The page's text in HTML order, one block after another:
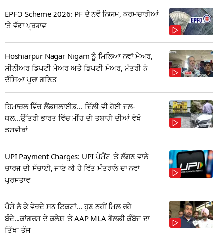
EPFO Scheme 2026: PF ਦੇ ਨਵੇਂ ਨਿਯਮ, ਕਰਮਚਾਰੀਆਂ
'ਤੇ ਵੱਡਾ ਪ੍ਰਭਾਵ
Hoshiarpur Nagar Nigam ਨੂੰ ਮਿਲਿਆ ਨਵਾਂ ਮੇਅਰ,
ਸੀਨੀਅਰ ਡਿਪਟੀ ਮੇਅਰ ਅਤੇ ਡਿਪਟੀ ਮੇਅਰ, ਮੰਤਰੀ ਨੇ
ਦੱਸਿਆ ਪੂਰਾ ਗਣਿਤ
ਹਿਮਾਚਲ ਵਿੱਚ ਲੈਂਡਸਲਾਈਡ... ਦਿੱਲੀ ਵੀ ਹੋਈ ਜਲ-
ਥਲ...ਉੱਤਰੀ ਭਾਰਤ ਵਿੱਚ ਮੀਂਹ ਦੀ ਤਬਾਹੀ ਦੀਆਂ ਵੇਖੋ
ਤਸਵੀਰਾਂ
UPI Payment Charges: UPI ਪੇਮੈਂਟ 'ਤੇ ਲੱਗਣ ਵਾਲੇ
ਚਾਰਜ ਦੀ ਸੱਚਾਈ, ਜਾਣੋ ਕੀ ਹੈ ਵਿੱਤ ਮੰਤਰਾਲੇ ਦਾ ਨਵਾਂ
ਪ੍ਰਸਤਾਵ
ਪੈਸੇ ਲੈ ਕੇ ਵੇਚਦੇ ਸਨ ਟਿਕਟਾਂ... ਹੁਣ ਨਹੀਂ ਮਿਲ ਰਹੇ
ਬੰਦੇ...ਕਾਂਗਰਸ ਦੇ ਕਲੇਸ਼ 'ਤੇ AAP MLA ਗੋਲਡੀ ਕੰਬੋਜ ਦਾ
ਤਿੱਖਾ ਤੰਜ